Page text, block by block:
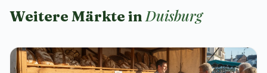
Weitere Märkte inDuisburg